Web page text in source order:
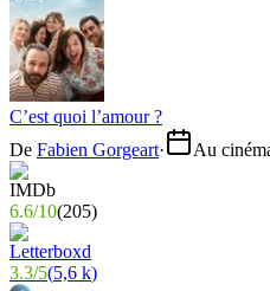
C’est quoi l’amour ?
De Fabien Gorgeart· Au
6.6/10(205)
3.3/5(5,6 k)